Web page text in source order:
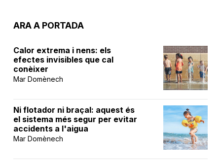
ARA A PORTADA
Calor extrema i nens: els
efectes invisibles que cal
conèixer
Mar Domènech
Ni flotador ni braçal: aquest és
el sistema més segur per evitar
accidents a l'aigua
Mar Domènech